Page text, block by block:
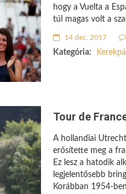
hogy a Vuelta a
túl magas volt a
14 dec. 2017
Kategória:
Tour de
A hollandiai
erősítette meg a
Ez lesz a hatodik
legjelentősebb
Korábban 1954-